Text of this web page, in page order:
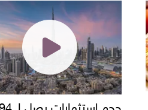
"أمن القاهرة" يضبط